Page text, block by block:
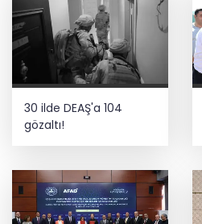
30 ilde DEAŞ'a 104
gözaltı!